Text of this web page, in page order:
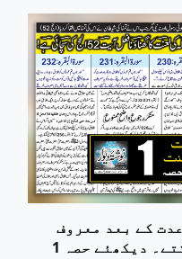
کے بعد معروف
دیکھئے حصہ 1